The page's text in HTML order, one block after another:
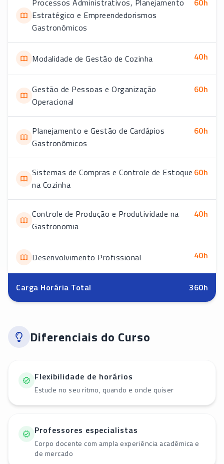
Processos Administrativos, Planejamento
Estratégico e Empreendedorismos
Gastronômicos
60h
Modalidade de Gestão de Cozinha 40h
Gestão de Pessoas e Organização
Operacional
60h
Planejamento e Gestão de Cardápios
Gastronômicos
60h
Sistemas de Compras e Controle de Estoque
na Cozinha
60h
Controle de Produção e Produtividade na
Gastronomia
40h
Desenvolvimento Profissional 40h
Carga Horária Total 360h
Diferenciais do Curso
Flexibilidade de horários
Estude no seu ritmo, quando e onde quiser
Professores especialistas
Corpo docente com ampla experiência acadêmica e
de mercado